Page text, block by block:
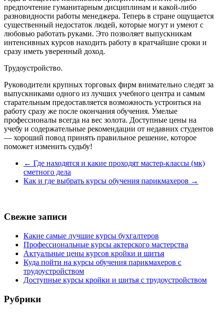
предпочтение гуманитарным дисциплинам и какой-либо
разновидности работы менеджера. Теперь в стране ощущается
существенный недостаток людей, которые могут и умеют с
любовью работать руками. Это позволяет выпускникам
интенсивных курсов находить работу в кратчайшие сроки и
сразу иметь уверенный доход.
Трудоустройство.
Руководители крупных торговых фирм внимательно следят за
выпускниками одного из лучших учебного центра и самым
старательным предоставляется возможность устроиться на
работу сразу же после окончания обучения. Умелые
профессионалы всегда на вес золота. Доступные цены на
учебу и содержательные рекомендации от недавних студентов
— хороший повод принять правильное решение, которое
поможет изменить судьбу!
← Где находятся и какие проходят мастер-классы (мк)
сметного дела
Как и где выбрать курсы обучения парикмахеров →
Свежие записи
Какие самые лучшие курсы бухгалтеров
Профессиональные курсы актерского мастерства
Актуальные цены курсов кройки и шитья
Куда пойти на курсы обучения парикмахеров с
трудоустройством
Доступные курсы кройки и шитья с трудоустройством
Рубрики